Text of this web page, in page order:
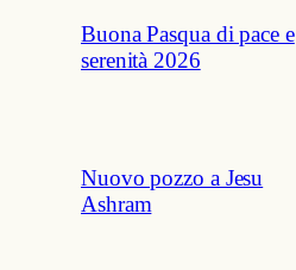
Buona Pasqua di pace e
serenità 2026
Nuovo pozzo a Jesu
Ashram